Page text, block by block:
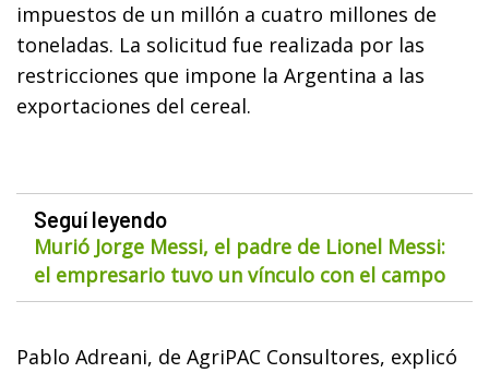
impuestos de un millón a cuatro millones de
toneladas. La solicitud fue realizada por las
restricciones que impone la Argentina a las
exportaciones del cereal.
Seguí leyendo
Murió Jorge Messi, el padre de Lionel Messi:
el empresario tuvo un vínculo con el campo
Pablo Adreani, de AgriPAC Consultores, explicó